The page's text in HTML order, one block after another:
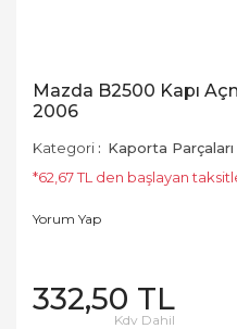
Mazda B2500 Kapı
2006
Kategori
Kaporta Parçaları
*62,67 TL den başlayan
Yorum Yap
332,50 TL
Kdv Dahil